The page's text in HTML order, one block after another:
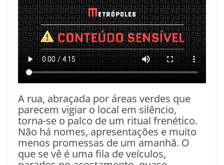
A rua, abraçada por áreas verdes que
parecem vigiar o local em silêncio,
torna-se o palco de um ritual frenético.
Não há nomes, apresentações e muito
menos promessas de um amanhã. O
que se vê é uma fila de veículos,